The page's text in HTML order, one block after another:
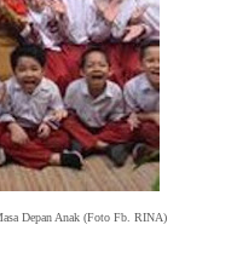
Depan Anak (Foto Fb. RINA)